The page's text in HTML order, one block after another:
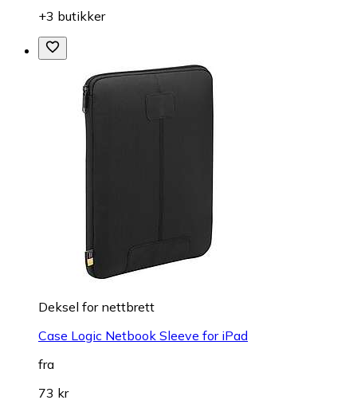
+3 butikker
Deksel for nettbrett
Case Logic Netbook Sleeve for iPad
fra
73 kr